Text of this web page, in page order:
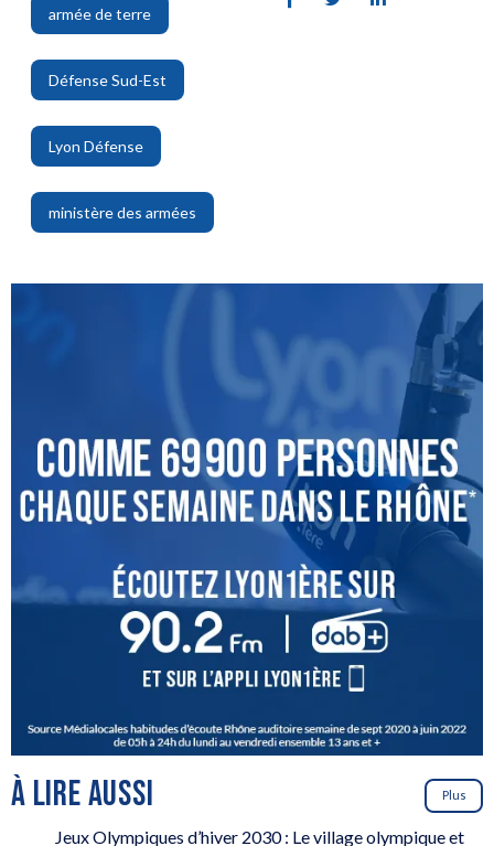
armée de terre
,
Défense Sud-Est
,
Lyon Défense
,
ministère des armées
À LIRE AUSSI Plus
Jeux Olympiques d’hiver 2030 : Le village olympique et